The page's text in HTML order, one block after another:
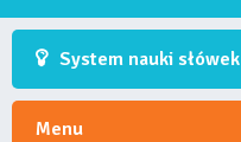
System nauki słówek
Menu